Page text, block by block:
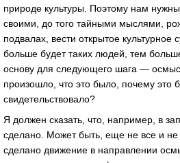
природе культуры. Поэтому нам
своими, до того тайными мыслями,
подвалах, вести открытое
больше будет таких людей, тем
основу для следующего шага —
произошло, что это было, почему это
свидетельствовало?
Я должен сказать, что, например, в
сделано. Может быть, еще не все и не
сделано движение в направлении